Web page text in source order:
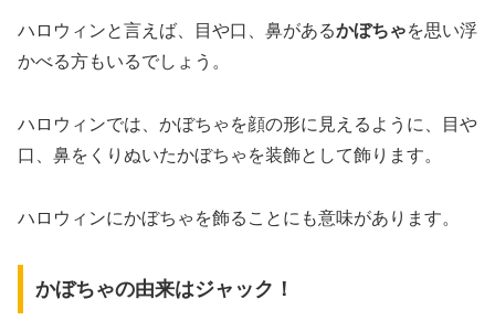
ハロウィンと言えば、目や口、鼻があるかぼちゃを思い浮
かべる方もいるでしょう。
ハロウィンでは、かぼちゃを顔の形に見えるように、目や
口、鼻をくりぬいたかぼちゃを装飾として飾ります。
ハロウィンにかぼちゃを飾ることにも意味があります。
かぼちゃの由来はジャック！